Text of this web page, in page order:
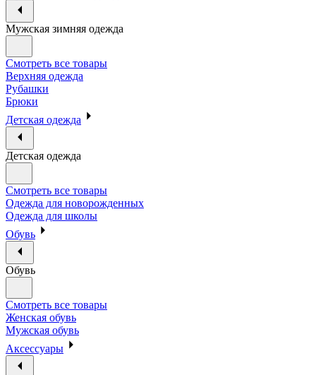
Мужская зимняя одежда
Смотреть все товары
Верхняя одежда
Рубашки
Брюки
Детская одежда
Детская одежда
Смотреть все товары
Одежда для новорожденных
Одежда для школы
Обувь
Обувь
Смотреть все товары
Женская обувь
Мужская обувь
Аксессуары